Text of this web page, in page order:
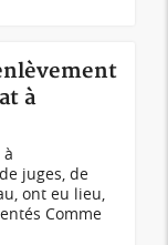
à
juges, de
ont eu lieu,
Comme